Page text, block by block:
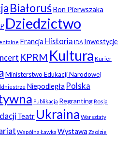
BiałoruśBon Pierwszaka
Dziedzictwo
Francja Historia IDA Inwestycje
KPRM Kultura Kurier
Ministerstwo Edukacji Narodowej
Niepodległa Polska
Publikacja RegrantingRosja
Teatr Ukraina Warsztaty
Wspólna Ławka Wystawa Zaolzie